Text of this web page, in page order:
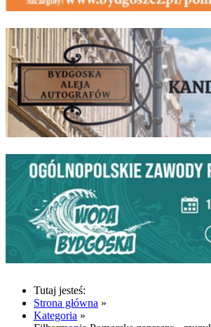
Tutaj jesteś:
Strona główna »
Kategoria »